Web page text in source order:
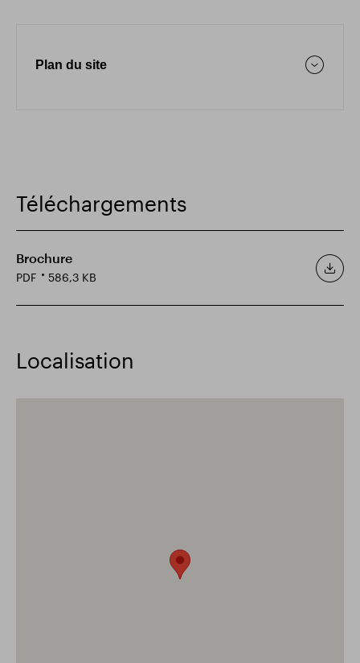
Plan du site
Téléchargements
Brochure
PDF 586,3 KB
Localisation